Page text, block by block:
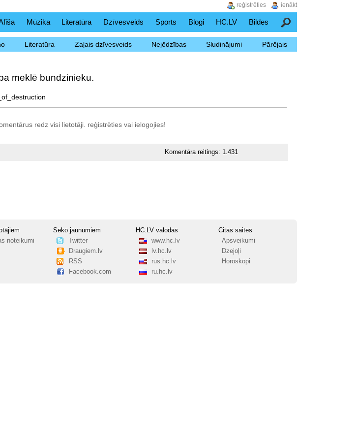
Mūzika Literatūra Dzīvesveids Sports Blogi HC.LV Bildes Meklēšana
Literatūra Zaļais dzīvesveids Nejēdzības Sludinājumi Pārējais
meklē bundzinieku.
redz visi lietotāji. reģistrētiesvai ielogojies!
Komentāra reitings: 1.431
noteikumi
Seko jaunumiem
Twitter
Draugiem.lv
RSS
Facebook.com
HC.LV valodas
www.hc.lv
lv.hc.lv
rus.hc.lv
ru.hc.lv
Citas saites
Apsveikumi
Dzejoļi
Horoskopi
ienākt
reģistrēties